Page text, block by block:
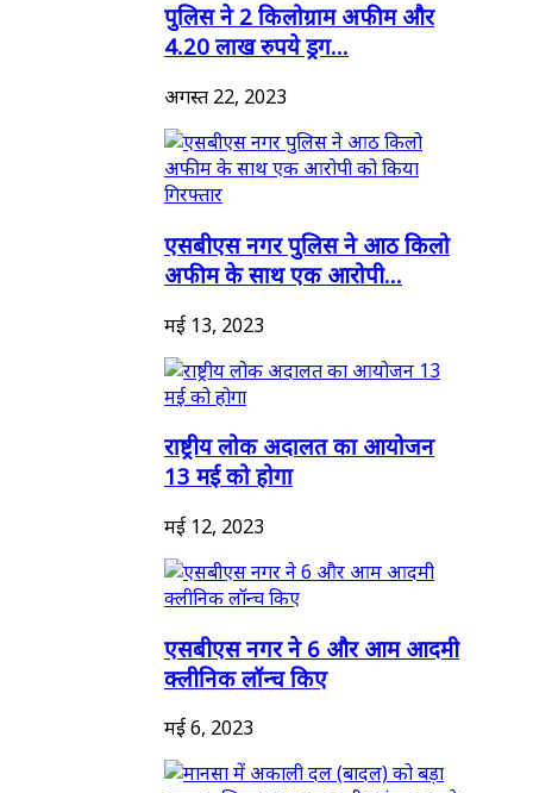
पुलिस ने 2 किलोग्राम अफीम और
4.20 लाख रुपये ड्रग...
अगस्त 22, 2023
एसबीएस नगर पुलिस ने आठ किलो
अफीम के साथ एक आरोपी...
मई 13, 2023
राष्ट्रीय लोक अदालत का आयोजन
13 मई को होगा
मई 12, 2023
एसबीएस नगर ने 6 और आम आदमी
क्लीनिक लॉन्च किए
मई 6, 2023